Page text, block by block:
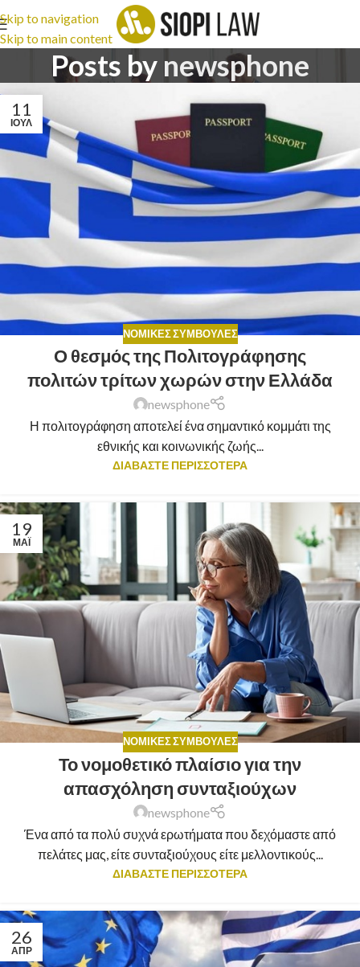
Skip to navigation
Skip to main content
Posts by newsphone
11
ΙΟΎΛ
ΝΟΜΙΚΈΣ ΣΥΜΒΟΥΛΈΣ
Ο θεσμός της Πολιτογράφησης
πολιτών τρίτων χωρών στην Ελλάδα
newsphone
Η πολιτογράφηση αποτελεί ένα σημαντικό κομμάτι της
εθνικής και κοινωνικής ζωής...
ΔΙΑΒΑΣΤΕ ΠΕΡΙΣΣΟΤΕΡΑ
19
ΜΆΙ
ΝΟΜΙΚΈΣ ΣΥΜΒΟΥΛΈΣ
Το νομοθετικό πλαίσιο για την
απασχόληση συνταξιούχων
newsphone
Ένα από τα πολύ συχνά ερωτήματα που δεχόμαστε από
πελάτες μας, είτε συνταξιούχους είτε μελλοντικούς...
ΔΙΑΒΑΣΤΕ ΠΕΡΙΣΣΟΤΕΡΑ
26
ΑΠΡ